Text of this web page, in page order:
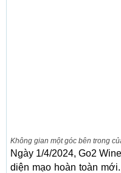
Không gian một góc bên trong
Ngày 1/4/2024, Go2
diện mạo hoàn toàn